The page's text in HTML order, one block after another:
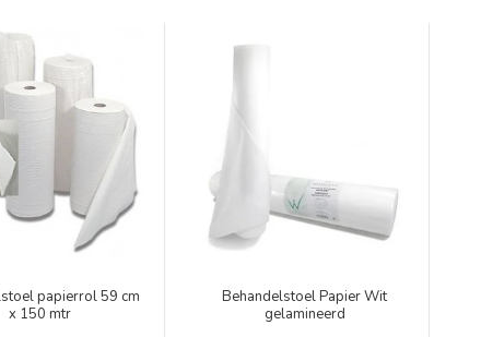
papierrol 59 cm
x 150 mtr
Behandelstoel Papier Wit
gelamineerd